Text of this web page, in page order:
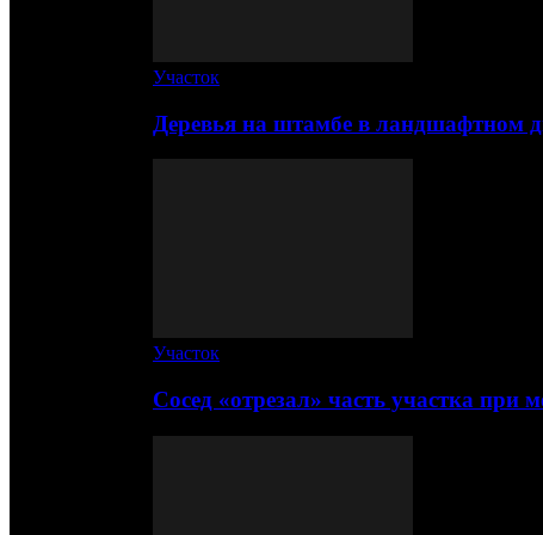
Участок
Деревья на штамбе в ландшафтном
Участок
Сосед «отрезал» часть участка